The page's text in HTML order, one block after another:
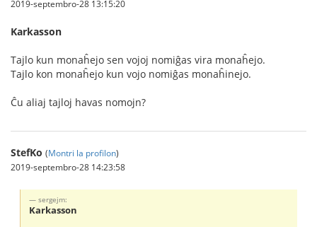
2019-septembro-28 13:15:20
Karkasson
Tajlo kun monaĥejo sen vojoj nomiĝas vira monaĥejo.
Tajlo kon monaĥejo kun vojo nomiĝas monaĥinejo.
Ĉu aliaj tajloj havas nomojn?
StefKo (Montri la profilon)
2019-septembro-28 14:23:58
sergejm:
Karkasson